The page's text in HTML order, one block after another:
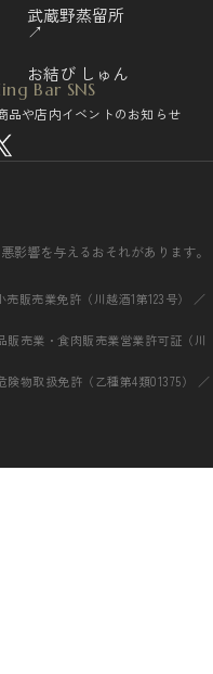
武蔵野蒸留所
↗
お結び しゅん
Bar SNS
品や店内イベントのお知らせ
影響を与えるおそれがあります。
販売業免許（川越酒1第123号） ／
販売業・食肉販売業営業許可証（川
物取扱免許（乙種第4類01375） ／